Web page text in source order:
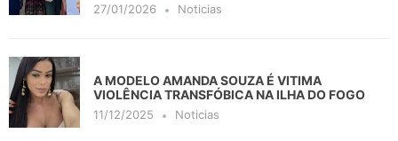
27/01/2026 Noticias
A MODELO AMANDA SOUZA É VITIMA
VIOLÊNCIA TRANSFÓBICA NA ILHA DO FOGO
11/12/2025 Noticias